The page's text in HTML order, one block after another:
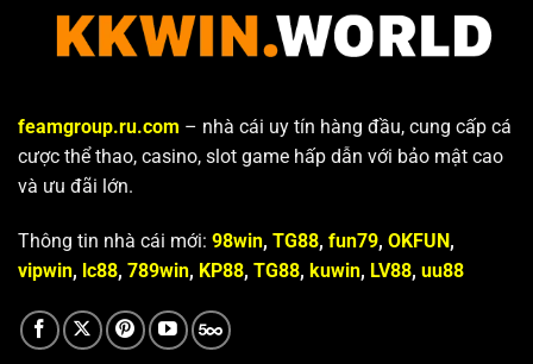
feamgroup.ru.com – nhà cái uy tín hàng đầu, cung cấp cá
cược thể thao, casino, slot game hấp dẫn với bảo mật cao
và ưu đãi lớn.
Thông tin nhà cái mới: 98win, TG88, fun79, OKFUN ,
vipwin, lc88, 789win, KP88, TG88, kuwin, LV88, uu88